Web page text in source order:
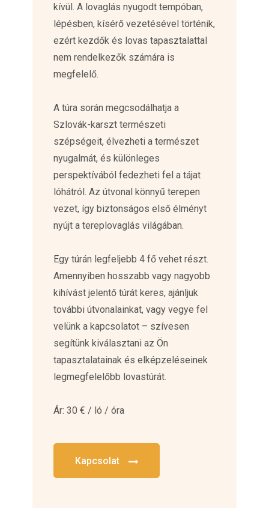
kívül. A lovaglás nyugodt tempóban,
lépésben, kísérő vezetésével történik,
ezért kezdők és lovas tapasztalattal
nem rendelkezők számára is
megfelelő.
A túra során megcsodálhatja a
Szlovák-karszt természeti
szépségeit, élvezheti a természet
nyugalmát, és különleges
perspektívából fedezheti fel a tájat
lóhátról. Az útvonal könnyű terepen
vezet, így biztonságos első élményt
nyújt a tereplovaglás világában.
Egy túrán legfeljebb 4 fő vehet részt.
Amennyiben hosszabb vagy nagyobb
kihívást jelentő túrát keres, ajánljuk
további útvonalainkat, vagy vegye fel
velünk a kapcsolatot – szívesen
segítünk kiválasztani az Ön
tapasztalatainak és elképzeléseinek
legmegfelelőbb lovastúrát.
Ár: 30 € / ló / óra
Kapcsolat